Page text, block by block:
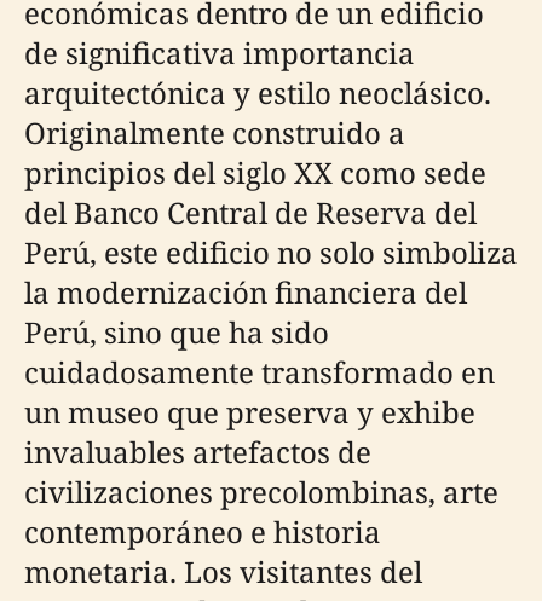
económicas dentro de un edificio
de significativa importancia
arquitectónica y estilo neoclásico.
Originalmente construido a
principios del siglo XX como sede
del Banco Central de Reserva del
Perú, este edificio no solo simboliza
la modernización financiera del
Perú, sino que ha sido
cuidadosamente transformado en
un museo que preserva y exhibe
invaluables artefactos de
civilizaciones precolombinas, arte
contemporáneo e historia
monetaria. Los visitantes del